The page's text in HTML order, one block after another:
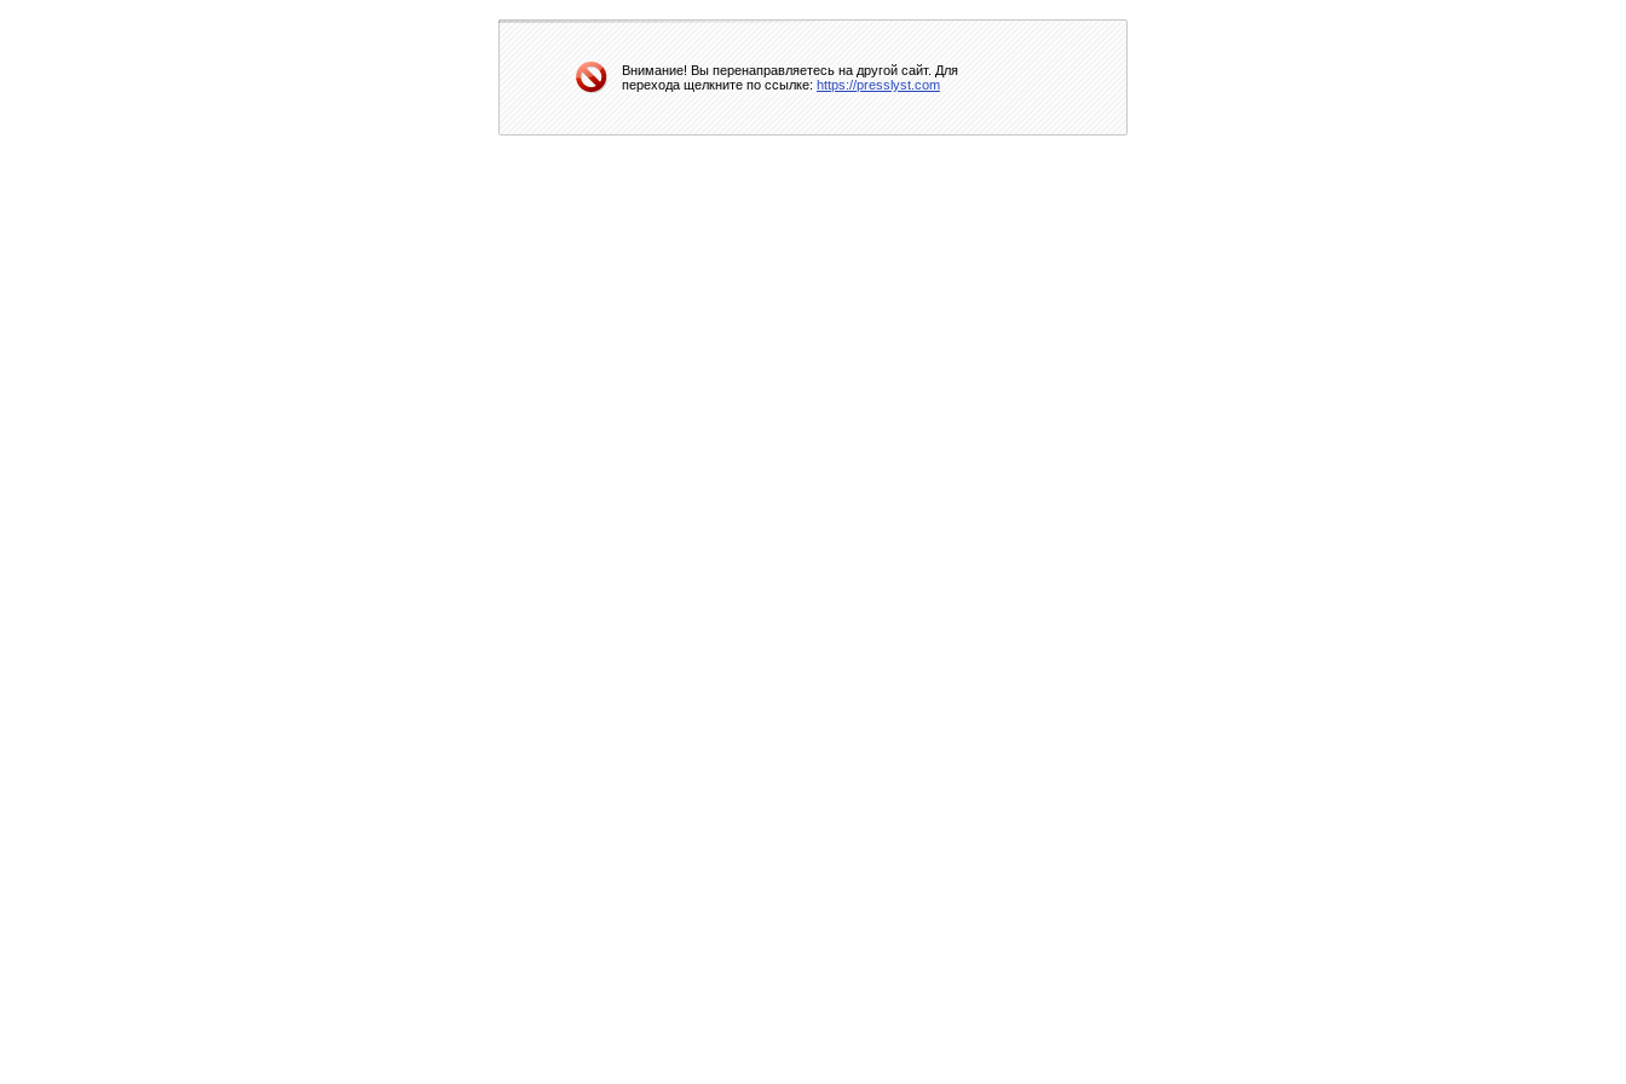
Внимание! Вы перенаправляетесь на другой сайт. Для
перехода щелкните по ссылке: https://presslyst.com